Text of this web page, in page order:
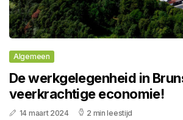
Algemeen
De werkgelegenheid in
veerkrachtige economie!
14 maart 2024 2 min leestijd